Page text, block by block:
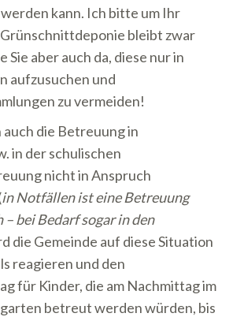
kann. Ich bitte um Ihr
bleibt zwar
aber auch da, diese nur in
aufzusuchen und
zu vermeiden!
auch die Betreuung in
in der schulischen
nicht in Anspruch
in Notfällen ist eine Betreuung
bei Bedarf sogar in den
die Gemeinde auf diese Situation
reagieren und den
für Kinder, die am Nachmittag im
betreut werden würden, bis